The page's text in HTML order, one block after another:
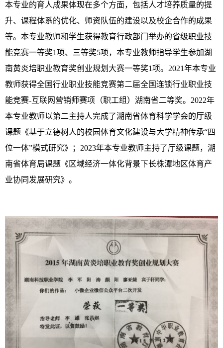
本专业的育人成果体现在多个方面，包括人才培养质量的提
升、课程体系的优化、师资队伍的建设以及校企合作的成果
等。本专业教师和学生获得教育行政部门举办的省级职业技
能竞赛一等奖1项、三等奖5项，本专业教师指导学生参加湖
南黄炎培职业教育奖创业规划大赛一等奖1项。2021年本专业
教师获得全国行业职业技能竞赛第二届全国连锁行业职业技
能竞赛-互联网营销师赛项（职工组）湖南省二等奖。2022年
本专业教师以第二主持人完成了湖南省体育科学学会的厅级
课题《基于立德树人的校园体育文化建设与大学精神传承“四
位一体”模式研究》；2023年本专业教师主持了厅级课题，湖
南省体育局课题《区域经济一体化背景下长株潭地区体育产
业协同发展研究》。